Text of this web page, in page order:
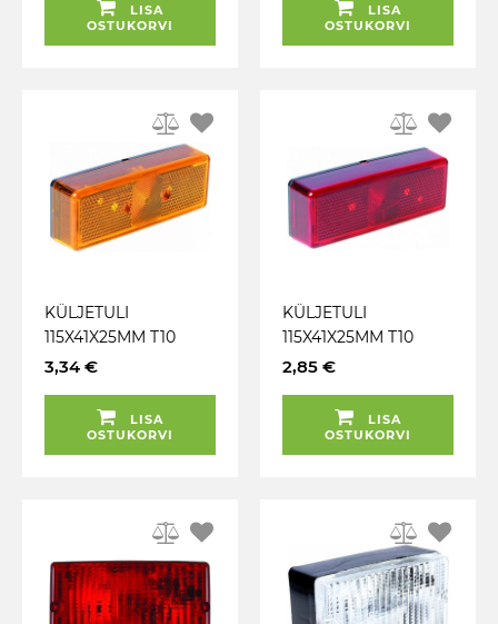
LISA
OSTUKORVI
LISA
OSTUKORVI
KÜLJETULI
115X41X25MM T10
KOLLANE
3,34 €
LISA
OSTUKORVI
KÜLJETULI
115X41X25MM T10
PUNANE
2,85 €
LISA
OSTUKORVI